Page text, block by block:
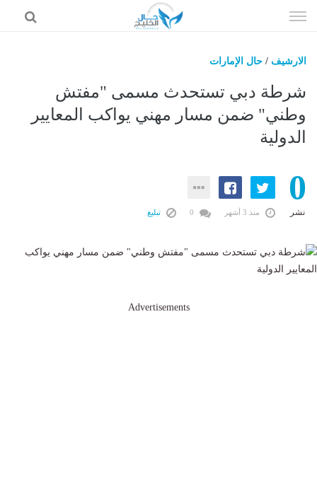
الى
الارشيف / حال الإمارات
شرطة دبي تستحدث مسمى "مفتش
وطني" ضمن مسار مهني يواكب المعايير
الدولية
0
نشر منذ 3 أشهر تبليغ
Advertisements
حال السعودية
حال الإمارات